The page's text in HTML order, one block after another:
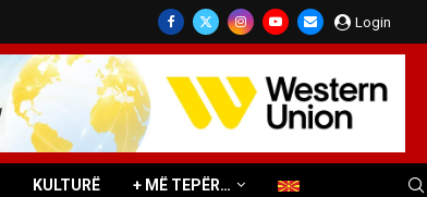
Login
KULTURË + MË TEPËR…